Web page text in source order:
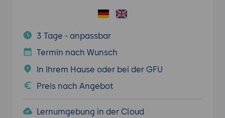
3 Tage - anpassbar
Termin nach Wunsch
In Ihrem Hause oder bei der GFU
Preis nach Angebot
Lernumgebung in der Cloud